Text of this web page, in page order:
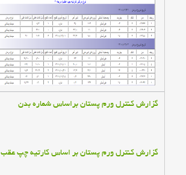
گزارش كنترل ورم پستان براساس شماره بدن
گزارش كنترل ورم پستان بر اساس كارتيه چپ عقب